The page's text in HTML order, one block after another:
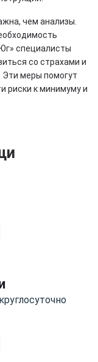
чем анализы.
специалисты
со страхами и
меры помогут
риски к минимуму и